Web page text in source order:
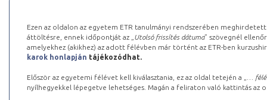
Ezen az oldalon az egyetem ETR tanulmányi rendszerében
áttöltésre, ennek időpontját az „ Utolsó frissítés dátuma” szövegnél
amelyekhez (akikhez) az adott félévben már történt az ETR-ben
karok honlapján tájékozódhat.
Először az egyetemi félévet kell kiválasztania, ez az oldal tetején a „
…
nyílhegyekkel lépegetve lehetséges. Magán a feliraton való kattintás az